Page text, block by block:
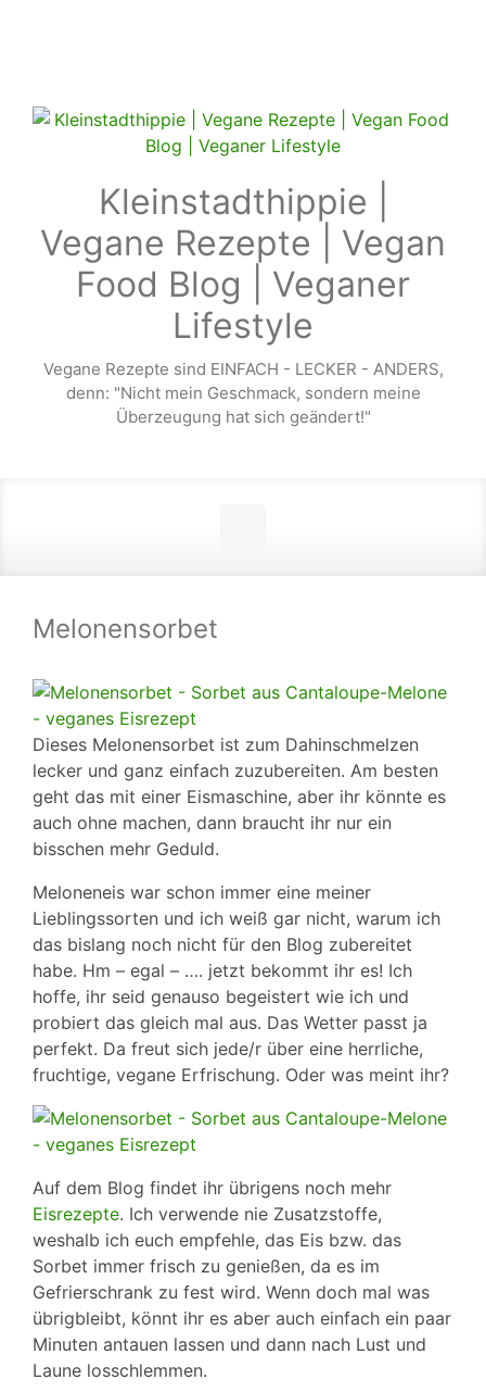
Kleinstadthippie |
Vegane Rezepte | Vegan
Food Blog | Veganer
Lifestyle
Vegane Rezepte sind EINFACH - LECKER - ANDERS,
denn: "Nicht mein Geschmack, sondern meine
Überzeugung hat sich geändert!"
Melonensorbet
Dieses Melonensorbet ist zum Dahinschmelzen
lecker und ganz einfach zuzubereiten. Am besten
geht das mit einer Eismaschine, aber ihr könnte es
auch ohne machen, dann braucht ihr nur ein
bisschen mehr Geduld.
Meloneneis war schon immer eine meiner
Lieblingssorten und ich weiß gar nicht, warum ich
das bislang noch nicht für den Blog zubereitet
habe. Hm – egal – …. jetzt bekommt ihr es! Ich
hoffe, ihr seid genauso begeistert wie ich und
probiert das gleich mal aus. Das Wetter passt ja
perfekt. Da freut sich jede/r über eine herrliche,
fruchtige, vegane Erfrischung. Oder was meint ihr?
Auf dem Blog findet ihr übrigens noch mehr
Eisrezepte. Ich verwende nie Zusatzstoffe,
weshalb ich euch empfehle, das Eis bzw. das
Sorbet immer frisch zu genießen, da es im
Gefrierschrank zu fest wird. Wenn doch mal was
übrigbleibt, könnt ihr es aber auch einfach ein paar
Minuten antauen lassen und dann nach Lust und
Laune losschlemmen.